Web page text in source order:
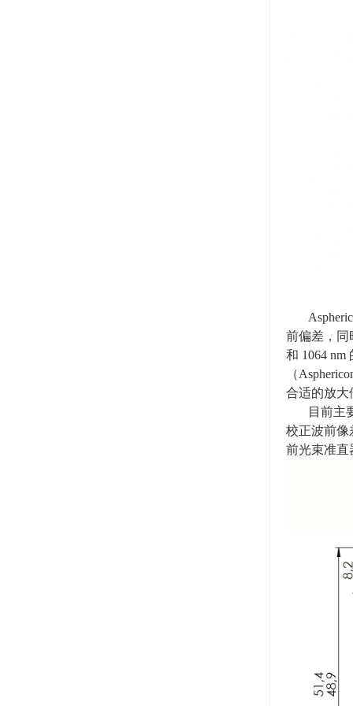
前偏差，同
和 1064 nm
（
合适的放大
目前主
校正波前像
前光束准直